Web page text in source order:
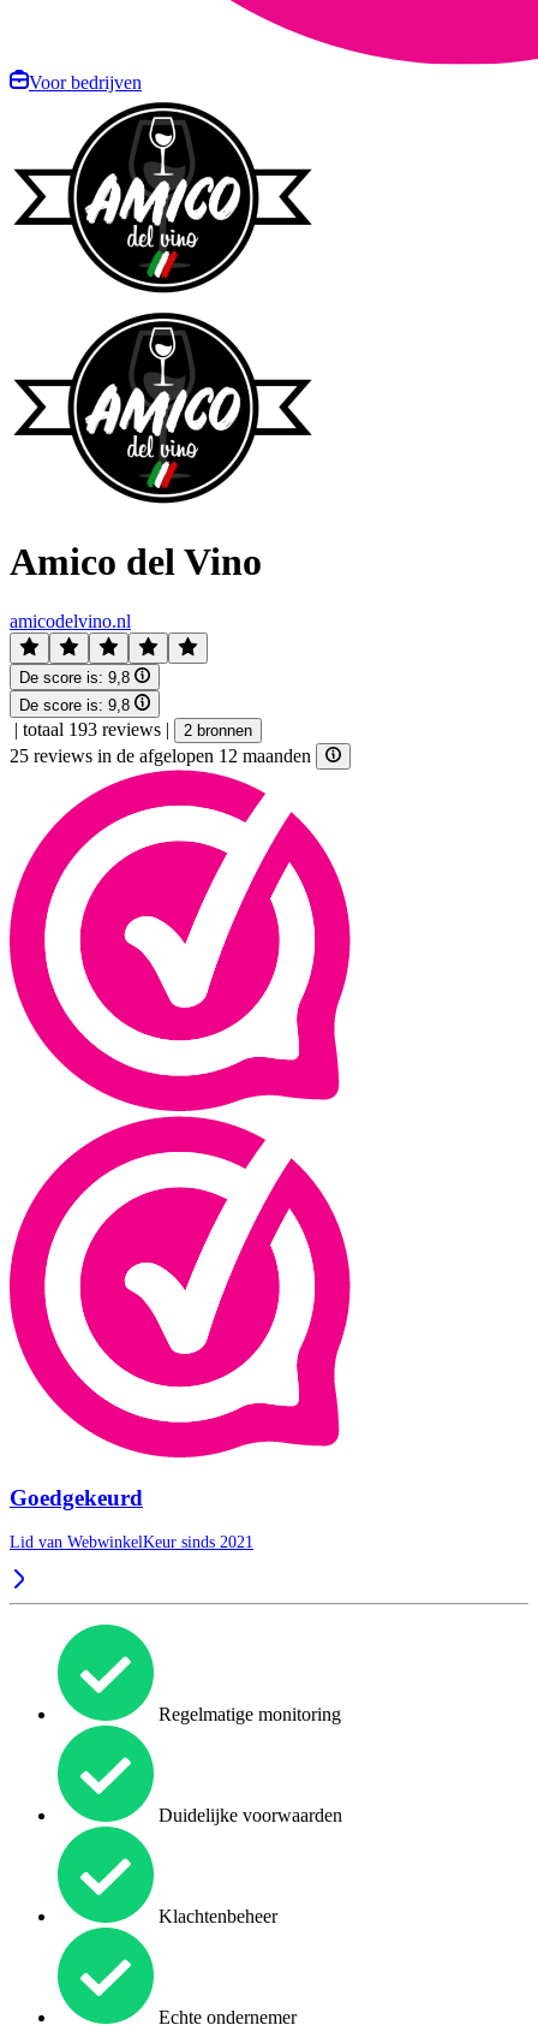
Voor bedrijven
Amico del Vino
amicodelvino.nl
De score is: 9,8
De score is: 9,8
| totaal 193 reviews | 2 bronnen
25 reviews in de afgelopen 12 maanden
Goedgekeurd
Lid van WebwinkelKeur sinds 2021
Regelmatige monitoring
Duidelijke voorwaarden
Klachtenbeheer
Echte ondernemer